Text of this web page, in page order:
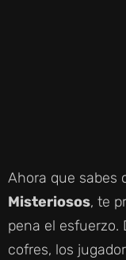
Ahora que sabes
Misteriosos, te
pena el esfuerzo.
cofres, los